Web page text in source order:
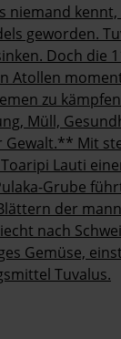
niemand
geworden.
Doch die
Atollen
zu
Müll,
Gewalt.** Mit
Lauti
Grube
der
nach
Gemüse,
Tuvalus.